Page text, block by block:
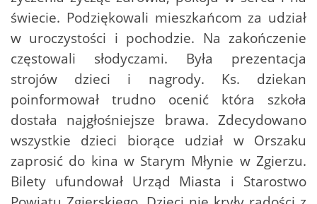
świecie. Podziękowali mieszkańcom za udział
w uroczystości i pochodzie. Na zakończenie
częstowali słodyczami. Była prezentacja
strojów dzieci i nagrody. Ks. dziekan
poinformował trudno ocenić która szkoła
dostała najgłośniejsze brawa. Zdecydowano
wszystkie dzieci biorące udział w Orszaku
zaprosić do kina w Starym Młynie w Zgierzu.
Bilety ufundował Urząd Miasta i Starostwo